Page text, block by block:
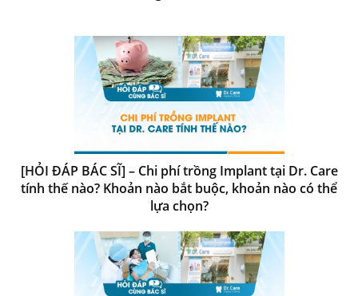
[HỎI ĐÁP BÁC SĨ] – Chi phí trồng Implant tại Dr. Care
tính thế nào? Khoản nào bắt buộc, khoản nào có thể
lựa chọn?